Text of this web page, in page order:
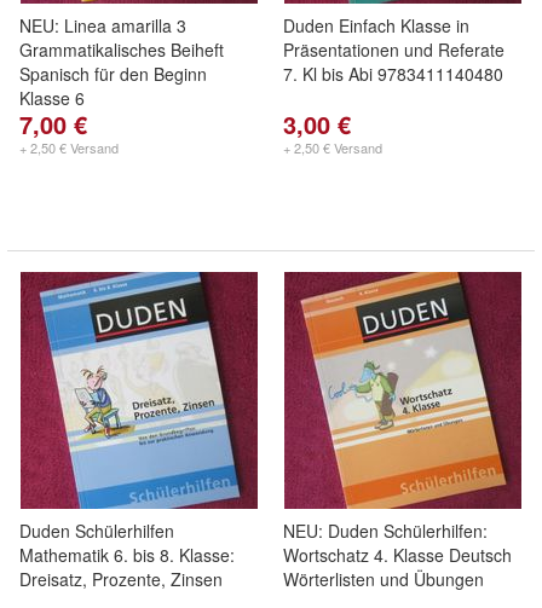
NEU: Linea amarilla 3
Grammatikalisches Beiheft
Spanisch für den Beginn
Klasse 6
7,00 €
+ 2,50 € Versand
Duden Einfach Klasse in
Präsentationen und Referate
7. Kl bis Abi 9783411140480
3,00 €
+ 2,50 € Versand
Duden Schülerhilfen
Mathematik 6. bis 8. Klasse:
Dreisatz, Prozente, Zinsen
NEU: Duden Schülerhilfen:
Wortschatz 4. Klasse Deutsch
Wörterlisten und Übungen